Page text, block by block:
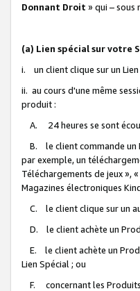
Donnant Droit » qui – sous
(a) Lien spécial sur votre
i. un client clique sur un
ii. au cours d'une même
produit :
A. 24 heures se sont
B. le client commande un
par exemple, un
Téléchargements de jeux »,
Magazines électroniques
C. le client clique sur un
D. le client achète un
E. le client achète un
Lien Spécial ; ou
F. concernant les Produits